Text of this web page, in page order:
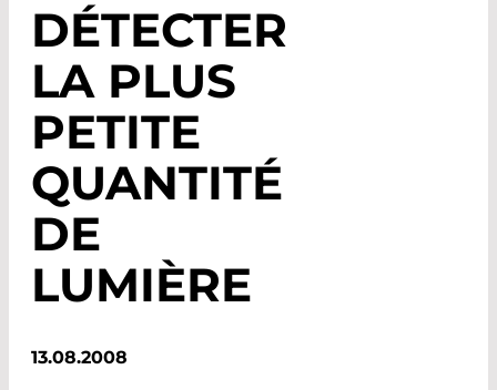
DÉTECTER
LA PLUS
PETITE
QUANTITÉ
DE
LUMIÈRE
13.08.2008